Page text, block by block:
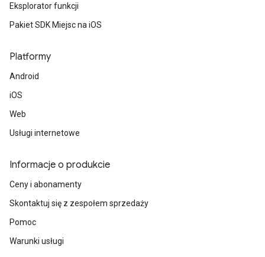
Eksplorator funkcji
Pakiet SDK Miejsc na iOS
Platformy
Android
iOS
Web
Usługi internetowe
Informacje o produkcie
Ceny i abonamenty
Skontaktuj się z zespołem sprzedaży
Pomoc
Warunki usługi